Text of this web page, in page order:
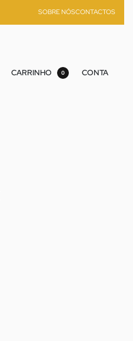
SOBRE NÓSCONTACTOS
CARRINHO 0 CONTA